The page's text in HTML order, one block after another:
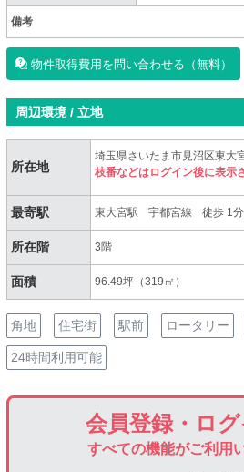
備考
物件取得費用を問い合わせる（無料）
周辺環境 / 立地
所在地
埼玉県さいたま市見沼区東大
枝番などはログイン後に表示
最寄駅 東大宮駅 宇都宮線 徒歩 1分
所在階 3階
面積 96.49坪（319㎡）
角地 住宅街 駅前 ロータリー
24時間利用可能
会員登録・ロ
すべての機能がご利用